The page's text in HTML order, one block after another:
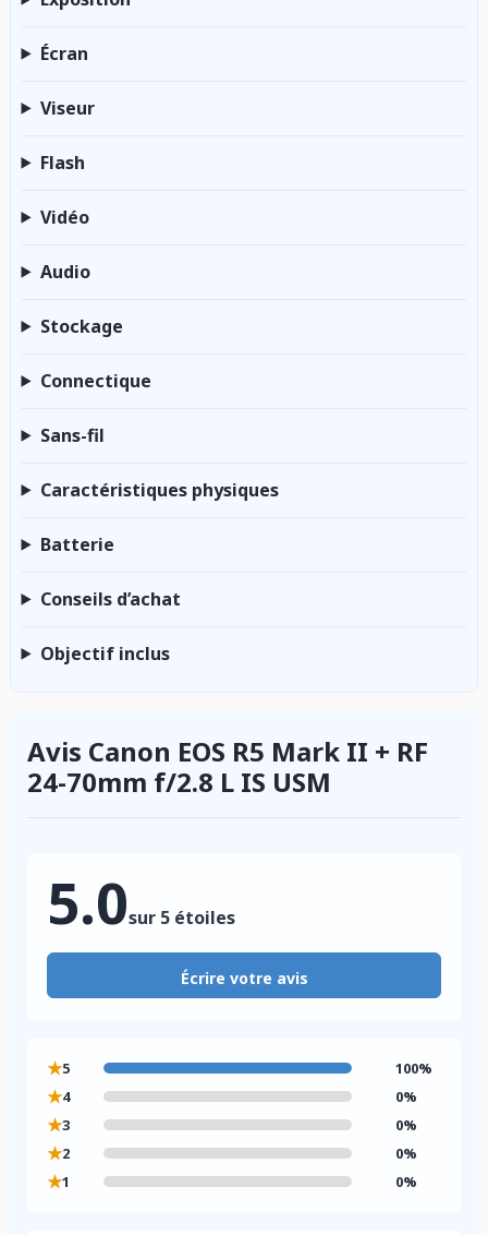
Écran
Viseur
Flash
Vidéo
Audio
Stockage
Connectique
Sans-fil
Caractéristiques physiques
Batterie
Conseils d’achat
Objectif inclus
Avis Canon EOS R5 Mark II + RF
24-70mm f/2.8 L IS USM
5.0sur 5 étoiles
Écrire votre avis
★5 100%
★4 0%
★3 0%
★2 0%
★1 0%